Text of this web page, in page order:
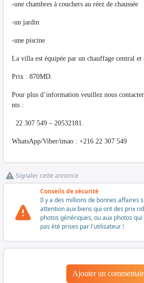
-une chambres à couchers au réez de chaussée
-un jardin
-une piscine
La villa est équipée par un chauffage central
Prix : 870MD.
Pour plus d’information veuillez nous
nts :
22 307 549 – 20532181.
WhatsApp/Viber/imao : +216 22 307 549
Signaler cette annonce
Conseils de sécurité
Il y a des millions de bonnes affaires
attention aux biens qui ont des prix
photos génériques, ou aux photos
pas été prises par l'utilisateur !
Ajouter un